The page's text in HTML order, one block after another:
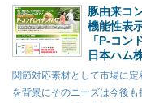
豚由来コ
機能性表
「P-コン
日本ハム
関節対応素材として市場に
を背景にそのニーズは今後